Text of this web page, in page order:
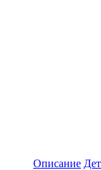
Описание